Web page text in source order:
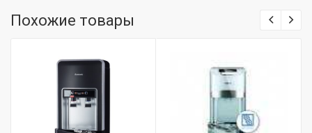
Похожие товары